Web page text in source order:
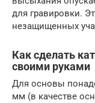
для гравировки.
незащищенных
Как сделать
своими руками
Для основы
мм (в качестве